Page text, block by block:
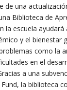
de una
Biblioteca de
la escuela ayudará
y el bienestar
como la
en el
a una
la biblioteca